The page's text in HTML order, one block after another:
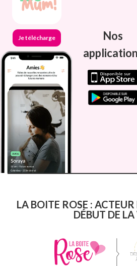
Je télécharge
Nos
LA BOITE ROSE : ACTEUR
DÉBUT DE LA